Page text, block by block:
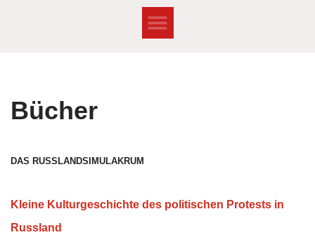
Bücher
DAS RUSSLANDSIMULAKRUM
Kleine Kulturgeschichte des politischen Protests in
Russland